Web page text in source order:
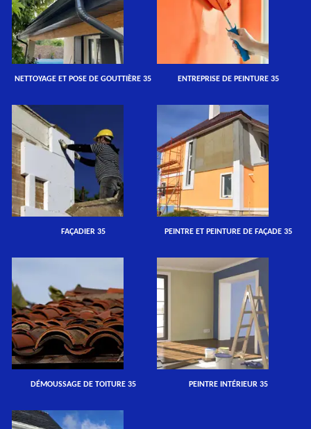
NETTOYAGE ET POSE DE GOUTTIÈRE 35 ENTREPRISE DE PEINTURE 35
FAÇADIER 35 PEINTRE ET PEINTURE DE FAÇADE 35
DÉMOUSSAGE DE TOITURE 35 PEINTRE INTÉRIEUR 35